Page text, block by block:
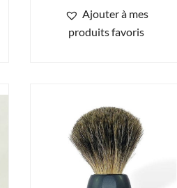
Ajouter à mes
produits favoris